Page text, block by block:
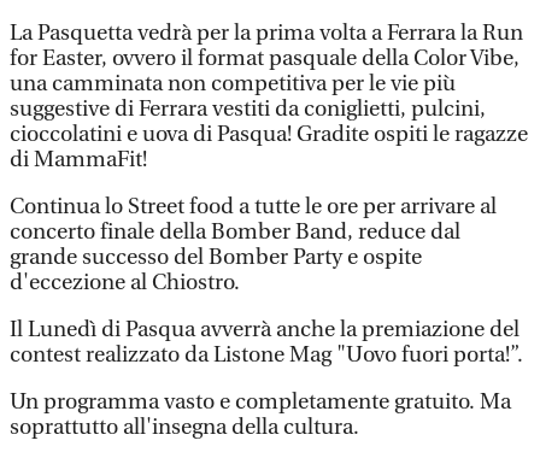
La Pasquetta vedrà per la prima volta a Ferrara la Run
for Easter, ovvero il format pasquale della Color Vibe,
una camminata non competitiva per le vie più
suggestive di Ferrara vestiti da coniglietti, pulcini,
cioccolatini e uova di Pasqua! Gradite ospiti le ragazze
di MammaFit!
Continua lo Street food a tutte le ore per arrivare al
concerto finale della Bomber Band, reduce dal
grande successo del Bomber Party e ospite
d'eccezione al Chiostro.
Il Lunedì di Pasqua avverrà anche la premiazione del
contest realizzato da Listone Mag "Uovo fuori porta!”.
Un programma vasto e completamente gratuito. Ma
soprattutto all'insegna della cultura.